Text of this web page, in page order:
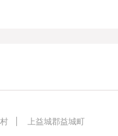
上益城郡益城町